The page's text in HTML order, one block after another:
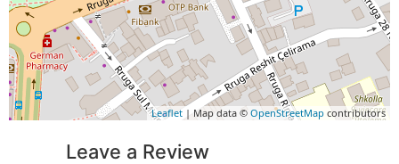
Leaflet | Map data © OpenStreetMap contributors
Leave a Review